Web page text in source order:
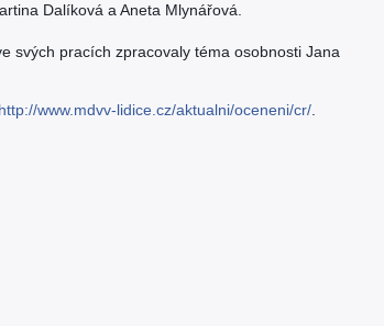
Dalíková a Aneta Mlynářová.
svých pracích zpracovaly téma osobnosti Jana
http://www.mdvv-lidice.cz/aktualni/oceneni/cr/